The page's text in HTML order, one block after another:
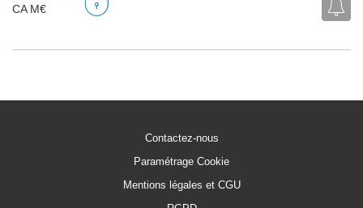
CA M€
Contactez-nous
Paramétrage Cookie
Mentions légales et CGU